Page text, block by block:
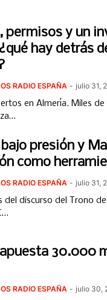
permisos y un
hay detrás
RADIO ESPAÑA - julio 31,
en Almería. Miles
bajo presión y
como
RADIO ESPAÑA - julio 31,
del discurso del Trono
30.000
RADIO ESPAÑA - julio 30,